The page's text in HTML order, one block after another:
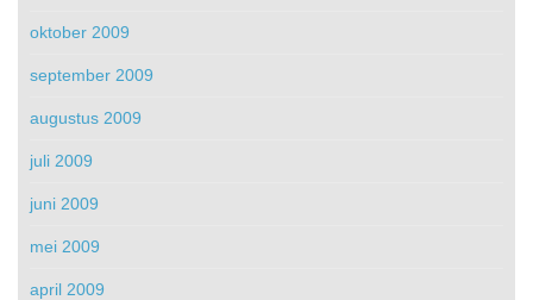
oktober 2009
september 2009
augustus 2009
juli 2009
juni 2009
mei 2009
april 2009